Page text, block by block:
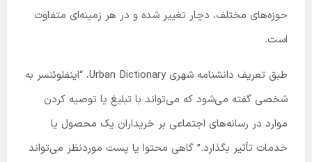
حوزه‌های مختلف، دچار تغییر شده و در هر زمینه‌ای متفاوت
است.
طبق تعریف دانشنامه شهری Urban Dictionary، “اینفلوئنسر به
شخصی گفته می‌شود که می‌تواند با تبلیغ یا توصیه کردن
موارد در رسانه‌های اجتماعی بر خریداران یک محصول یا
خدمات تأثیر بگذارد.” گاهی محتوا یا پست موردنظر می‌تواند